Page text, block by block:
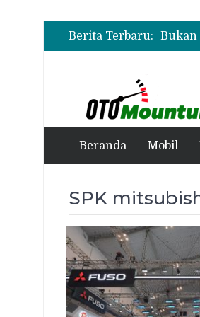
Berita Terbaru:
Beranda Mobil
SPK